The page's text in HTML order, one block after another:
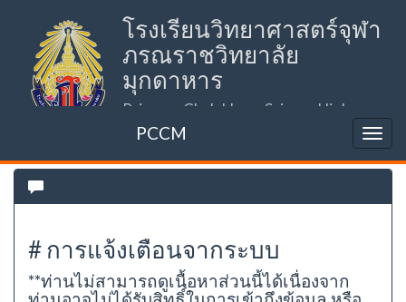
โรงเรียนวิทยาศาสตร์จุฬา
ภรณราชวิทยาลัย
มุกดาหาร
Princess Chulabhorn Science High
School Mukdahan (PCSHSM)
PCCM
# การแจ้งเตือนจากระบบ
**ท่านไม่สามารถดูเนื้อหาส่วนนี้ได้เนื่องจาก